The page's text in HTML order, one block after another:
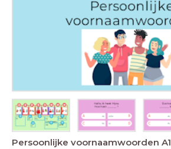
Persoonlijke voornaamwoorden A1